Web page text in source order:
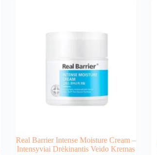
Real Barrier Intense Moisture Cream –
Intensyviai Drėkinantis Veido Kremas